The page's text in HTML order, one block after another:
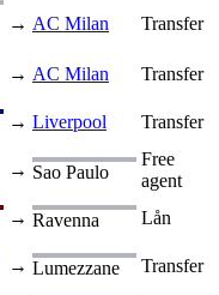
→ AC Milan
Transfer
→ AC Milan
Transfer
→ Liverpool
Transfer
→ Sao Paulo
Free
agent
→ Ravenna
Lån
→ Lumezzane
Transfer